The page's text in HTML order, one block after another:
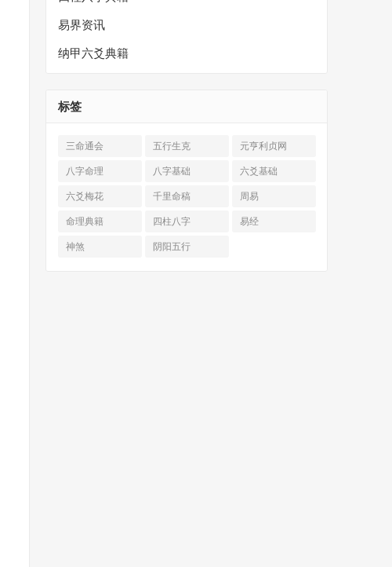
易界资讯
纳甲六爻典籍
标签
三命通会 五行生克 元亨利贞网
八字命理 八字基础 六爻基础
六爻梅花 千里命稿 周易
命理典籍 四柱八字 易经
神煞 阴阳五行